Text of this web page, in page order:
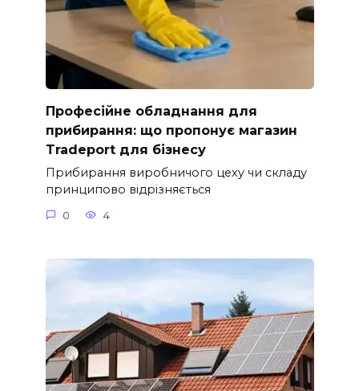
Професійне обладнання для
прибирання: що пропонує магазин
Tradeport для бізнесу
Прибирання виробничого цеху чи складу
принципово відрізняється
0 4